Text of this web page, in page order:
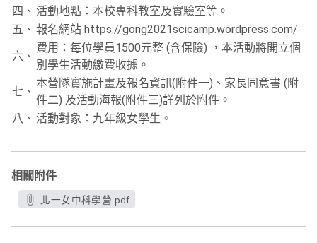
四、 活動地點：本校專科教室及實驗室等。
五、 報名網站 https://gong2021scicamp.wordpress.com/
六、
費用：每位學員1500元整 (含保險) ，本活動將開立個
別學生活動繳費收據。
七、
本營隊實施計畫及報名資訊(附件一)、家長同意書 (附
件二) 及活動海報(附件三)詳列於附件。
八、 活動對象：九年級女學生。
相關附件
北一女中科學營.pdf